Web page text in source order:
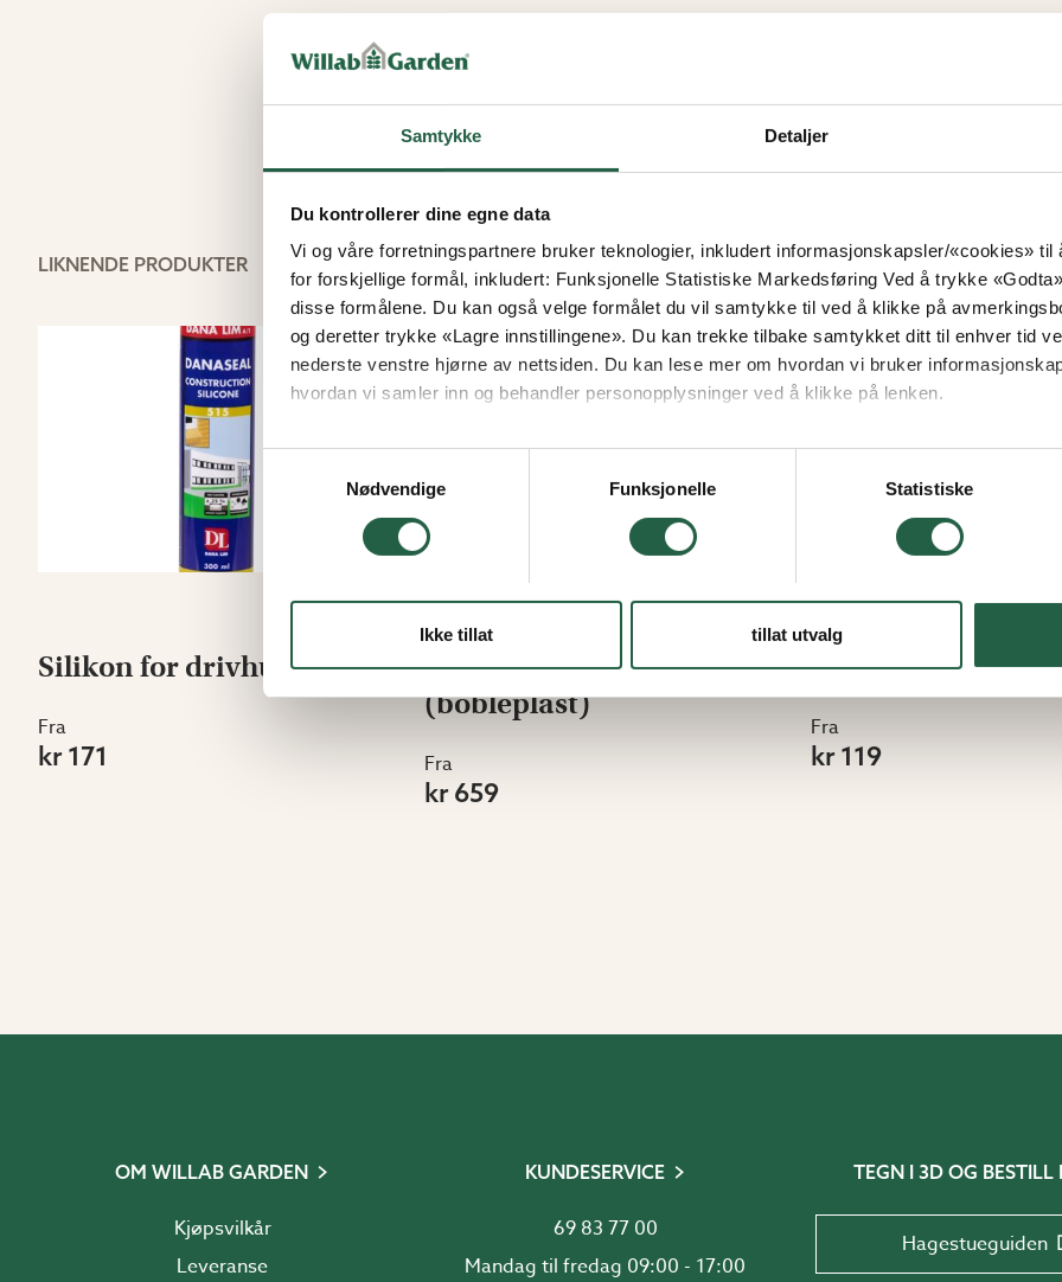
Samtykke Detaljer
Du kontrollerer dine egne data
Vi og våre forretningspartnere bruker teknologier, inkludert informasjonskapsler/«cookies» til
for forskjellige formål, inkludert: Funksjonelle Statistiske Markedsføring Ved å trykke
disse formålene. Du kan også velge formålet du vil samtykke til ved å klikke på
og deretter trykke «Lagre innstillingene». Du kan trekke tilbake samtykket ditt til enhver tid
nederste venstre hjørne av nettsiden. Du kan lese mer om hvordan vi bruker
hvordan vi samler inn og behandler personopplysninger ved å klikke på lenken.
Finn ut mer om hvordan Google behandler personopplysninger
Nødvendige
Funksjonelle Statistiske
Ikke tillat tillat utvalg
LIKNENDE PRODUKTER
Silikon for drivhus
Fra
kr 171
Isolasjonsplastfolie
(bobleplast)
Fra
kr 659
Fra
kr 119
OM WILLAB GARDEN
Kjøpsvilkår
Leveranse
KUNDESERVICE
69 83 77 00
Mandag til fredag 09:00 - 17:00
TEGN I 3D OG BESTILL
Hagestueguiden